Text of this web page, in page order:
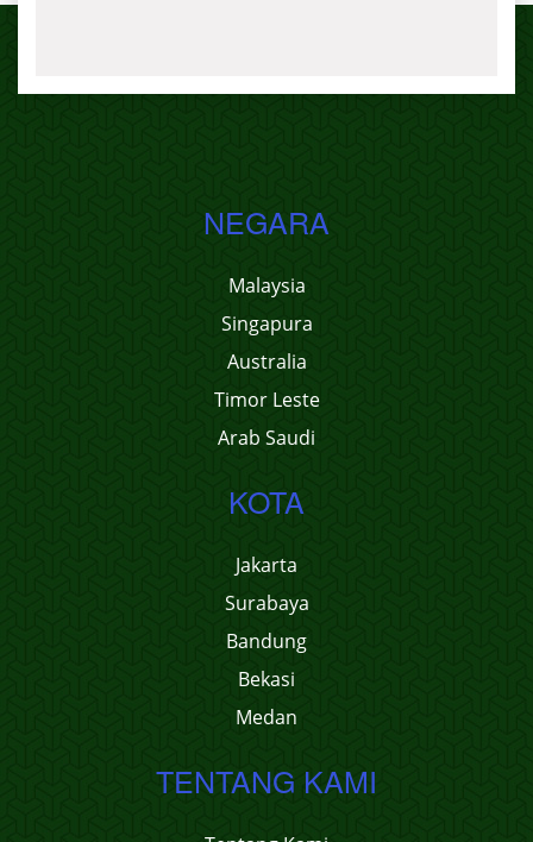
NEGARA
Malaysia
Singapura
Australia
Timor Leste
Arab Saudi
KOTA
Jakarta
Surabaya
Bandung
Bekasi
Medan
TENTANG KAMI